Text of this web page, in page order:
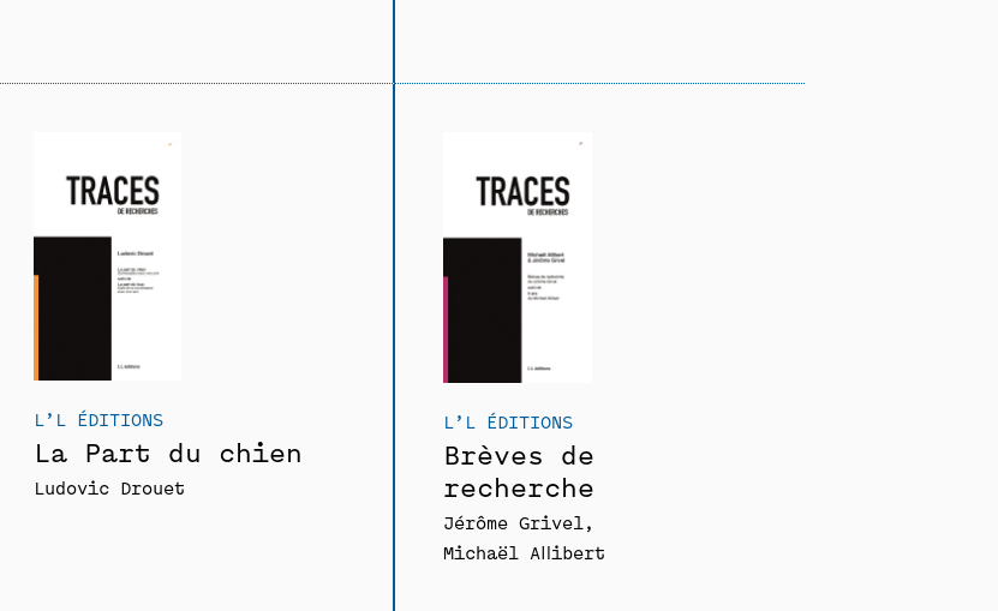
L’L ÉDITIONS
La Part du chien
Ludovic Drouet
L’L ÉDITIONS
Brèves de
recherche
Jérôme Grivel
Michaël Allibert